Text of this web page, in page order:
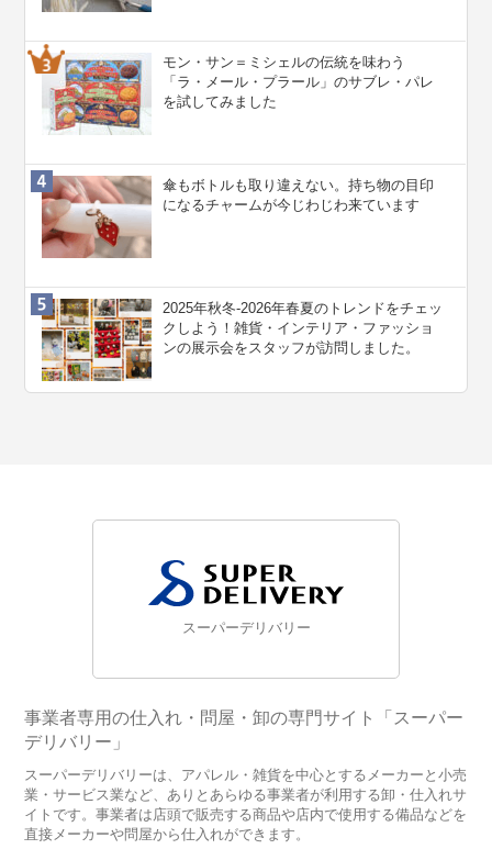
モン・サン＝ミシェルの伝統を味わう
「ラ・メール・プラール」のサブレ・パレ
を試してみました
傘もボトルも取り違えない。持ち物の目印
になるチャームが今じわじわ来ています
2025年秋冬-2026年春夏のトレンドをチェッ
クしよう！雑貨・インテリア・ファッショ
ンの展示会をスタッフが訪問しました。
スーパーデリバリー
事業者専用の仕入れ・問屋・卸の専門サイト「スーパー
デリバリー」
スーパーデリバリーは、アパレル・雑貨を中心とするメーカーと小売
業・サービス業など、ありとあらゆる事業者が利用する卸・仕入れサ
イトです。事業者は店頭で販売する商品や店内で使用する備品などを
直接メーカーや問屋から仕入れができます。